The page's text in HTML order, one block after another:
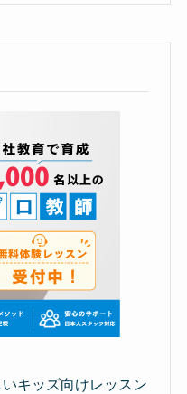
キッズ向けレッスン